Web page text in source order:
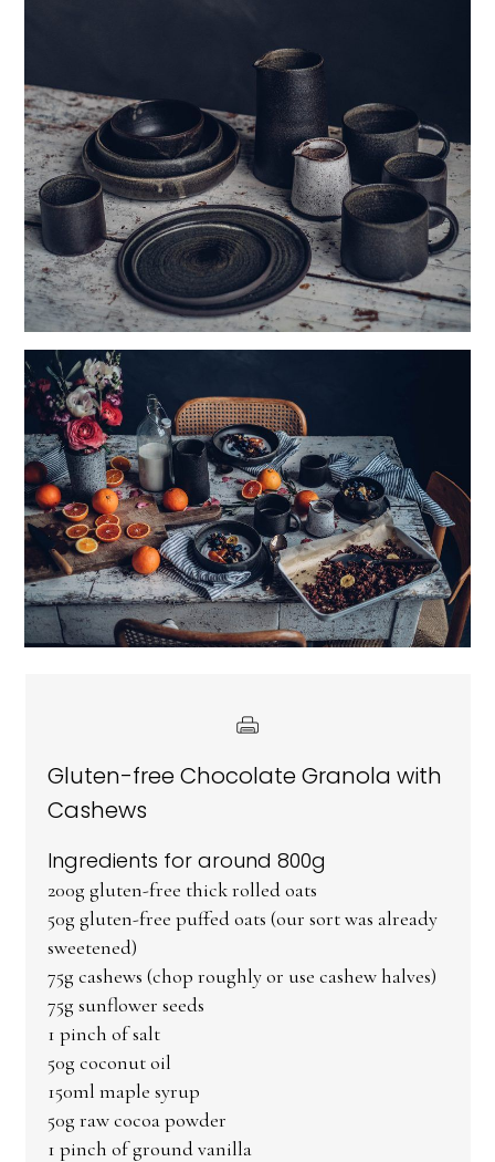
Gluten-free Chocolate Granola with
Cashews
Ingredients for around 800g
200g gluten-free thick rolled oats
50g gluten-free puffed oats (our sort was already
sweetened)
75g cashews (chop roughly or use cashew halves)
75g sunflower seeds
1 pinch of salt
50g coconut oil
150ml maple syrup
50g raw cocoa powder
1 pinch of ground vanilla